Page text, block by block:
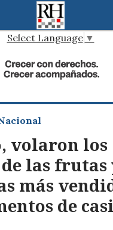
Select Language ▼
volaron los
las frutas
más
de